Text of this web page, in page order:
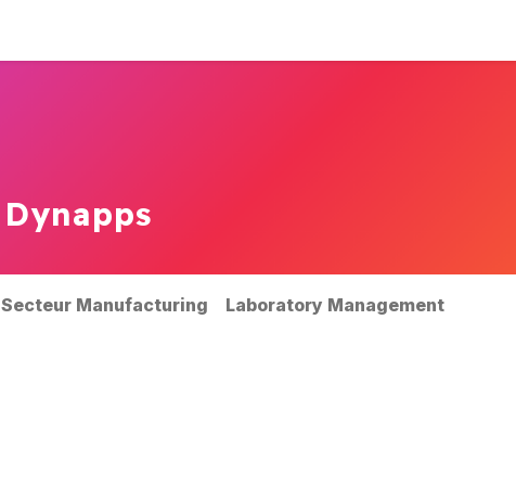
Dynapps
Secteur Manufacturing
Laboratory Management